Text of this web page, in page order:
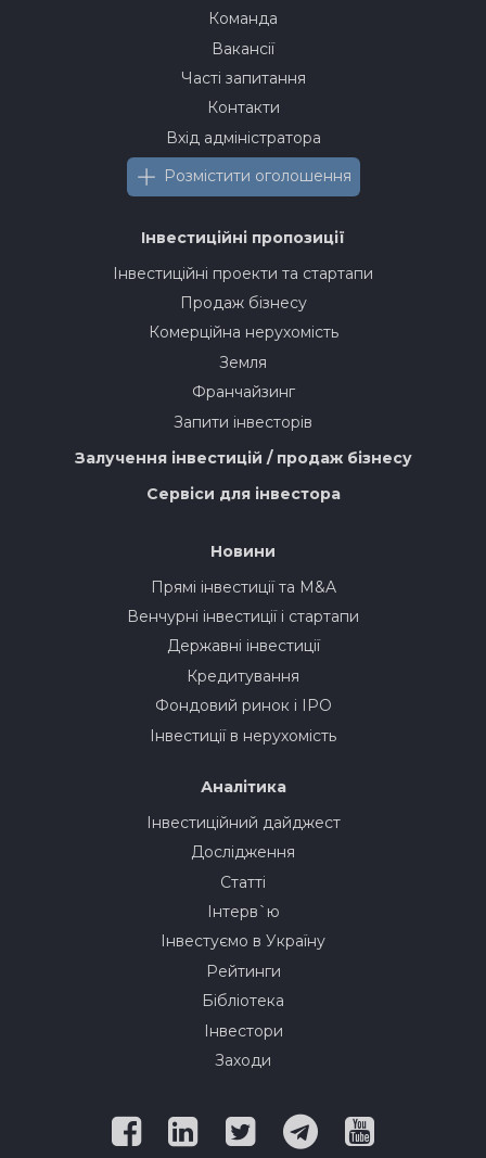
Команда
Вакансії
Часті запитання
Контакти
Вхід адміністратора
Розмістити оголошення
Інвестиційні пропозиції
Інвестиційні проекти та стартапи
Продаж бізнесу
Комерційна нерухомість
Земля
Франчайзинг
Запити інвесторів
Залучення інвестицій / продаж бізнесу
Сервіси для інвестора
Новини
Прямі інвестиції та M&A
Венчурні інвестиції і стартапи
Державні інвестиції
Кредитування
Фондовий ринок і IPO
Інвестиції в нерухомість
Аналітика
Інвестиційний дайджест
Дослідження
Статті
Інтерв`ю
Інвестуємо в Україну
Рейтинги
Бібліотека
Інвестори
Заходи